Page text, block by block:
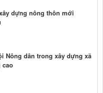
dựng nông thôn mới
Nông dân trong xây dựng xã
cao